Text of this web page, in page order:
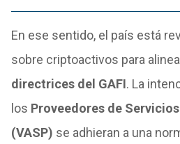
En ese sentido, el país está
sobre criptoactivos para
directrices del GAFI. La
los Proveedores de
(VASP) se adhieran a una